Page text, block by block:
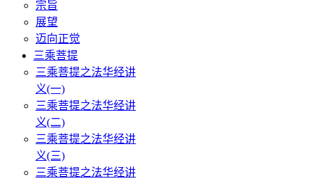
宗旨
展望
迈向正觉
三乘菩提
三乘菩提之法华经讲
义(一)
三乘菩提之法华经讲
义(二)
三乘菩提之法华经讲
义(三)
三乘菩提之法华经讲